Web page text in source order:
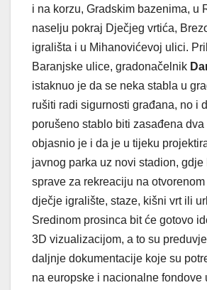
i na korzu, Gradskim bazenima, u
naselju pokraj Dječjeg vrtića,
igrališta i u Mihanovićevoj ulici.
Baranjske ulice, gradonačelnik
istaknuo je da se neka stabla u
rušiti radi sigurnosti građana, no i
porušeno stablo biti zasađena dva
objasnio je i da je u tijeku
javnog parka uz novi stadion,
sprave za rekreaciju na
dječje igralište, staze, kišni vrt ili
Sredinom prosinca bit će gotovo
3D vizualizacijom, a to su
daljnje dokumentacije koje su
na europske i nacionalne fondove